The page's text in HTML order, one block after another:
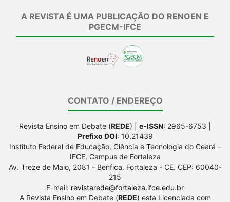
A REVISTA É UMA PUBLICAÇÃO DO RENOEN E
PGECM-IFCE
CONTATO / ENDEREÇO
Revista Ensino em Debate (REDE) | e-ISSN: 2965-6753 |
Prefixo DOI: 10.21439
Instituto Federal de Educação, Ciência e Tecnologia do Ceará –
IFCE, Campus de Fortaleza
Av. Treze de Maio, 2081 - Benfica. Fortaleza - CE. CEP: 60040-
215
E-mail: revistarede@fortaleza.ifce.edu.br
A Revista Ensino em Debate (REDE) esta Licenciada com